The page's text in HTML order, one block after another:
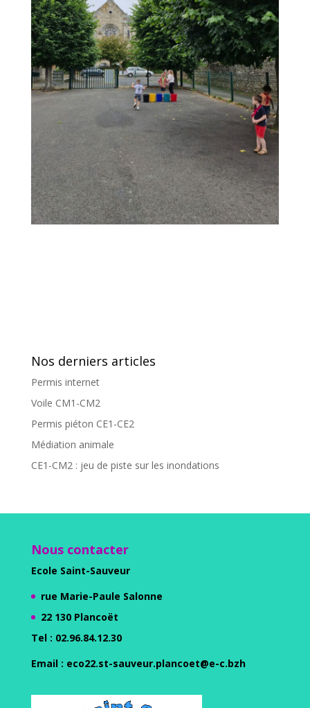
Nos derniers articles
Permis internet
Voile CM1-CM2
Permis piéton CE1-CE2
Médiation animale
CE1-CM2 : jeu de piste sur les inondations
Nous contacter
Ecole Saint-Sauveur
rue Marie-Paule Salonne
22 130 Plancoët
Tel : 02.96.84.12.30
Email: eco22.st-sauveur.plancoet@e-c.bzh